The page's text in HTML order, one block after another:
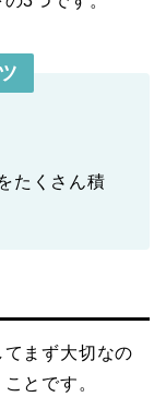
たくさん積
まず大切なの
とです。